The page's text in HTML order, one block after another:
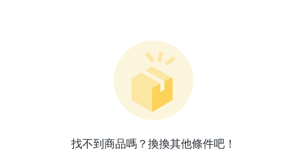
找不到商品嗎？換換其他條件吧！